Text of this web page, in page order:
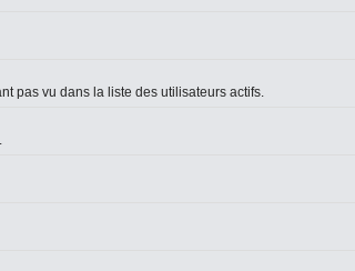
pas vu dans la liste des utilisateurs actifs.